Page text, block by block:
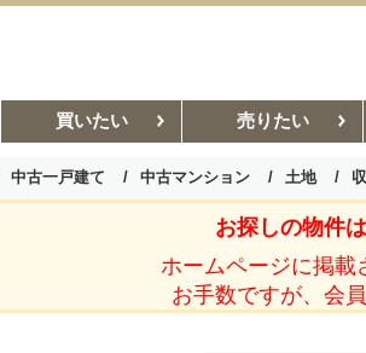
買いたい 売りたい
中古一戸建て 中古マンション 土地
お部
お探しの物件
ホームページに掲載
お手数ですが、会